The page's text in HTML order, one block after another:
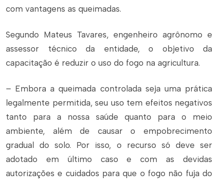
com vantagens as queimadas.
Segundo Mateus Tavares, engenheiro agrônomo e
assessor técnico da entidade, o objetivo da
capacitação é reduzir o uso do fogo na agricultura.
– Embora a queimada controlada seja uma prática
legalmente permitida, seu uso tem efeitos negativos
tanto para a nossa saúde quanto para o meio
ambiente, além de causar o empobrecimento
gradual do solo. Por isso, o recurso só deve ser
adotado em último caso e com as devidas
autorizações e cuidados para que o fogo não fuja do